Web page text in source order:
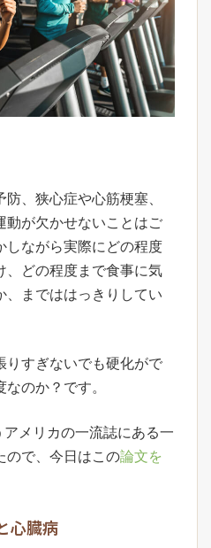
、狭心症や心筋梗塞、
動が欠かせないことはご
しながら実際にどの程度
、どの程度まで食事に気
、までははっきりしてい
りすぎないでも硬化がで
のか？です。
メリカの一流誌にある一
ので、今日はこの論文を
心臓病